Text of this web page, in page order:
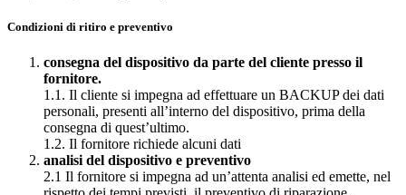
Condizioni di ritiro e preventivo
consegna del dispositivo da parte del cliente presso il
fornitore.
1.1. Il cliente si impegna ad effettuare un BACKUP dei dati
personali, presenti all’interno del dispositivo, prima della
consegna di quest’ultimo.
1.2. Il fornitore richiede alcuni dati
analisi del dispositivo e preventivo
2.1 Il fornitore si impegna ad un’attenta analisi ed emette, nel